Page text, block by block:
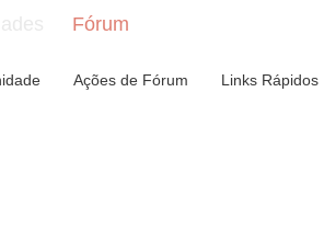
Fórum
Ações de Fórum Links Rápidos